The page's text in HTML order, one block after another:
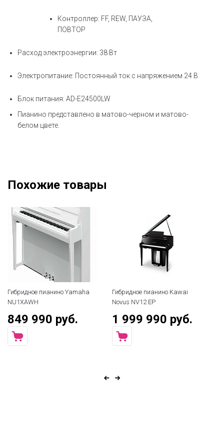
Контроллер: FF, REW, ПАУЗА,
ПОВТОР
Расход электроэнергии: 38 Вт
Электропитание: Постоянный ток с напряжением 24 В
Блок питания: AD-E24500LW
Пианино представлено в матово-черном и матово-
белом цвете.
Похожие товары
Гибридное пианино Yamaha
NU1XAWH
849 990 руб.
Гибридное пианино Kawai
Novus NV12 EP
1 999 990 руб.